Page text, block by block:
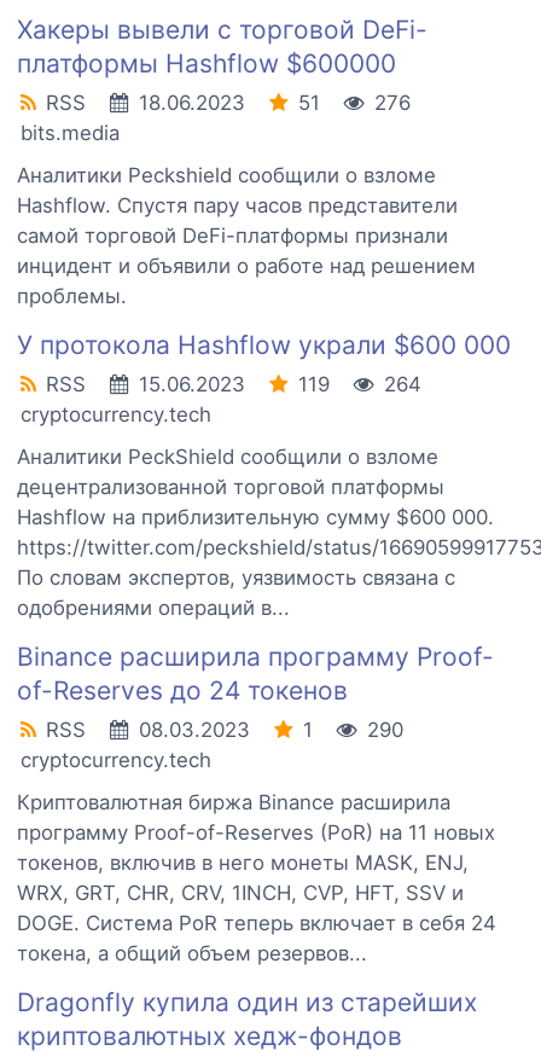
Хакеры вывели с торговой DeFi-
платформы Hashflow $600000
RSS 18.06.2023 51
276
bits.media
Аналитики Peckshield сообщили о взломе
Hashflow. Спустя пару часов представители
самой торговой DeFi-платформы признали
инцидент и объявили о работе над решением
проблемы.
У протокола Hashflow украли $600 000
RSS 15.06.2023 119
264
cryptocurrency.tech
Аналитики PeckShield сообщили о взломе
децентрализованной торговой платформы
Hashflow на приблизительную сумму $600 000.
https://twitter.com/peckshield/status/
По словам экспертов, уязвимость связана с
одобрениями операций в...
Binance расширила программу Proof-
of-Reserves до 24 токенов
RSS 08.03.2023 1
290
cryptocurrency.tech
Криптовалютная биржа Binance расширила
программу Proof-of-Reserves (PoR) на 11 новых
токенов, включив в него монеты MASK, ENJ,
WRX, GRT, CHR, CRV, 1INCH, CVP, HFT, SSV и
DOGE. Система PoR теперь включает в себя 24
токена, а общий объем резервов...
Dragonfly купила один из старейших
криптовалютных хедж-фондов